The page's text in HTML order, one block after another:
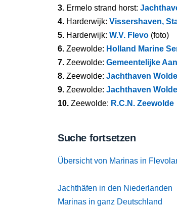
3. Ermelo strand horst:
4. Harderwijk: Vissershaven,
5. Harderwijk: W.V. Flevo (foto)
6. Zeewolde: Holland Marine
7. Zeewolde: Gemeentelijke
8. Zeewolde: Jachthaven
9. Zeewolde: Jachthaven
10. Zeewolde: R.C.N. Zeewolde
Suche fortsetzen
Übersicht von Marinas in
Jachthäfen in den Niederlanden
Marinas in ganz Deutschland